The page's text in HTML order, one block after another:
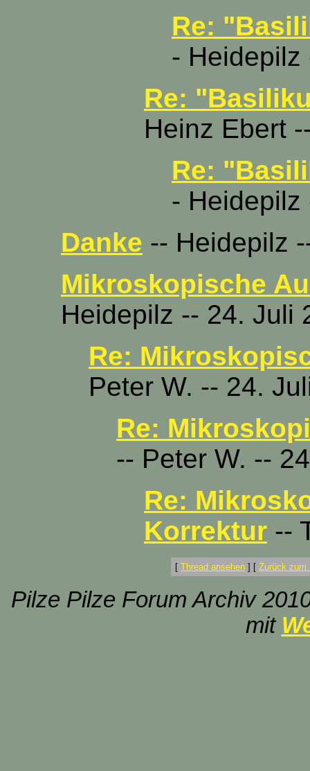
Re:
- Heidepilz
Re:
Heinz Ebert
Re:
- Heidepilz
Danke -- Heidepilz
Mikroskopische
Heidepilz -- 24. Juli
Re:
Peter W. -- 24.
Re:
-- Peter W. --
Re:
Korrektur --
[ Thread ansehen ] [ Zurück zum
Pilze Pilze Forum Archiv
mit